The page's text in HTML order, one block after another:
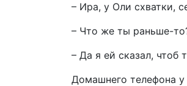
– Ира, у Оли схватки,
– Что же ты раньше-
– Да я ей сказал, чтоб
Домашнего телефона